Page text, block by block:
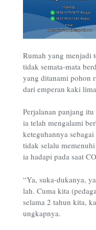
Rumah yang menjadi
tidak semata-mata
yang ditanami pohon
dari emperan kaki
Perjalanan panjang
ia telah mengalami
keteguhannya
tidak selalu
ia hadapi pada saat
“Ya, suka-dukanya,
lah. Cuma kita
selama 2 tahun kita,
ungkapnya.